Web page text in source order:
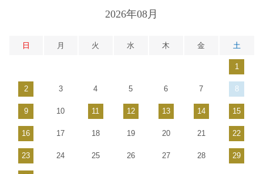
2026年08月
日 月 火 水 木 金 土
1
2 3 4 5 6 7 8
9 10 11 12 13 14 15
16 17 18 19 20 21 22
23 24 25 26 27 28 29